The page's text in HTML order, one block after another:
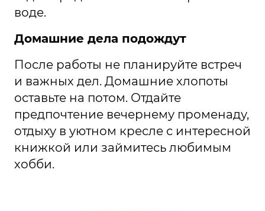
воде.
Домашние дела подождут
После работы не планируйте встреч
и важных дел. Домашние хлопоты
оставьте на потом. Отдайте
предпочтение вечернему променаду,
отдыху в уютном кресле с интересной
книжкой или займитесь любимым
хобби.